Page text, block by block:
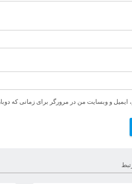
ایمیل و وبسایت من در مرورگر برای زمانی که